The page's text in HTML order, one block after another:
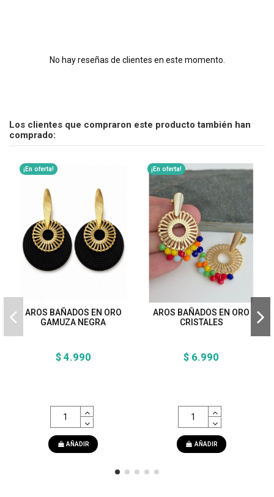
No hay reseñas de clientes en este momento.
Los clientes que compraron este producto también han
comprado:
¡En oferta!
AROS BAÑADOS EN ORO
GAMUZA NEGRA
$ 4.990
AÑADIR
¡En oferta!
AROS BAÑADOS EN ORO
CRISTALES
$ 6.990
AÑADIR